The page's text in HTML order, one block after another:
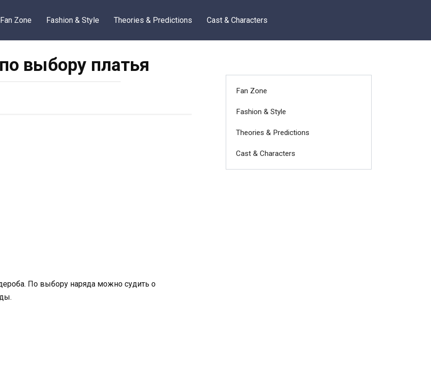
Fan Zone Fashion & Style Theories & Predictions Cast & Characters
выбору платья
По выбору наряда можно судить о
Fan Zone
Fashion & Style
Theories & Predictions
Cast & Characters